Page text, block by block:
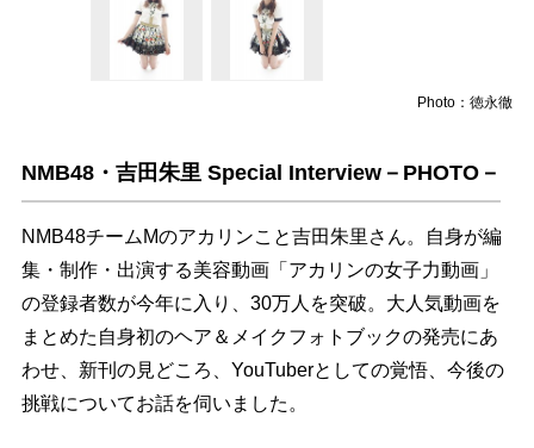
Photo：徳永徹
NMB48・吉田朱里 Special Interview－PHOTO－
NMB48チームMのアカリンこと吉田朱里さん。自身が編
集・制作・出演する美容動画「アカリンの女子力動画」
の登録者数が今年に入り、30万人を突破。大人気動画を
まとめた自身初のヘア＆メイクフォトブックの発売にあ
わせ、新刊の見どころ、YouTuberとしての覚悟、今後の
挑戦についてお話を伺いました。